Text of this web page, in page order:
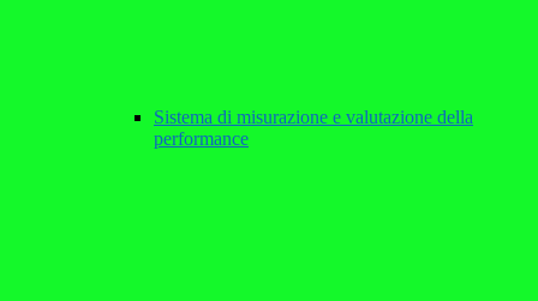
Sistema di misurazione e valutazione della
performance